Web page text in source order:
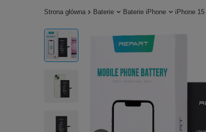
Strona główna Baterie Baterie iPhone iPhone